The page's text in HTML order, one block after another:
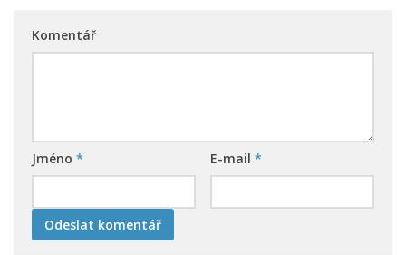
Komentář
Jméno * E-mail *